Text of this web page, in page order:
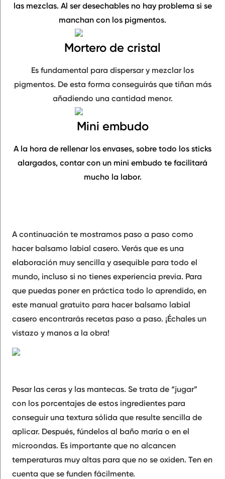
las mezclas. Al serdesechablesno hay problema si se
manchan con los pigmentos.
Mortero de cristal
Es fundamental para dispersar y mezclar los
pigmentos. De esta forma conseguirás que tiñan más
añadiendo una cantidad menor.
Mini embudo
A la hora de rellenarlos envases, sobre todo los sticks
alargados, contar con un mini embudo te facilitará
mucho la labor.
A continuación te mostramos paso a paso como
hacer balsamo labial casero. Verás que es una
elaboración muy sencilla y asequible para todo el
mundo, incluso si no tienes experiencia previa. Para
que puedas poner en práctica todo lo aprendido, en
este manual gratuito para hacer balsamo labial
casero encontrarás recetas paso a paso. ¡Échales un
vistazo y manos a la obra!
Pesarlas ceras y las mantecas. Se trata de “jugar”
con los porcentajes de estos ingredientes para
conseguir una textura sólida que resulte sencilla de
aplicar. Después, fúndelos al baño maría o en el
microondas. Es importante que no alcancen
temperaturas muy altas para que no se oxiden. Ten en
cuenta que se funden fácilmente.